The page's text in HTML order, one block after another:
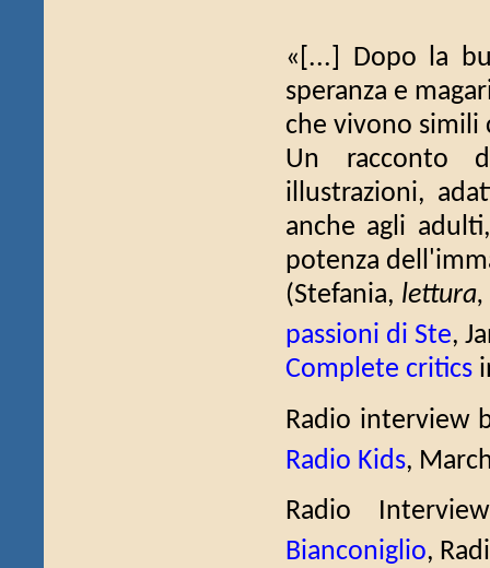
«[...] Dopo la
speranza e
che vivono simili
Un racconto
illustrazioni,
anche agli
potenza
(Stefania, lettura,
passioni di Ste,
Complete critics
Radio interview
Radio Kids,
Radio
Bianconiglio,